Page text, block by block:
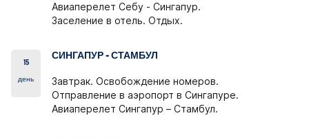
Авиаперелет Себу - Сингапур.
Заселение в отель. Отдых.
15
день
СИНГАПУР - СТАМБУЛ
Завтрак. Освобождение номеров.
Отправление в аэропорт в Сингапуре.
Авиаперелет Сингапур – Стамбул.